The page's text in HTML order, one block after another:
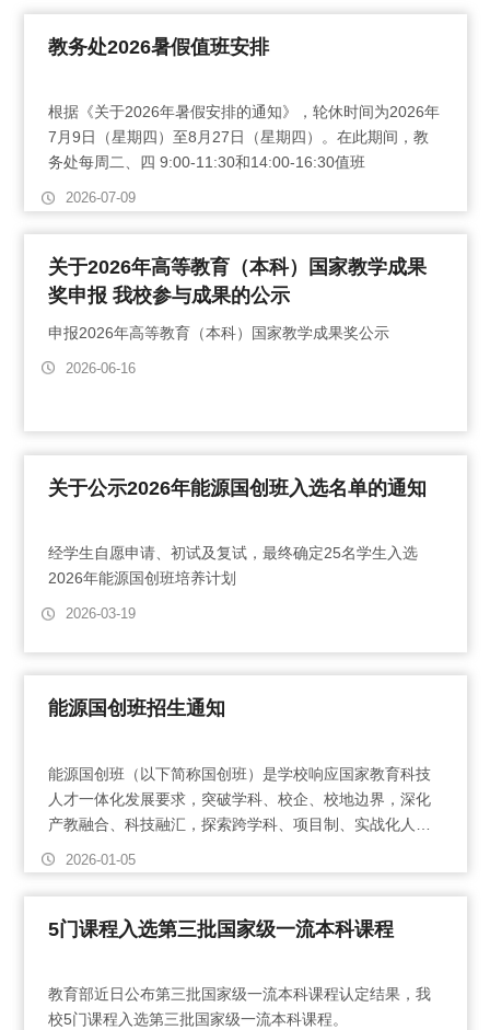
教务处2026暑假值班安排
根据《关于2026年暑假安排的通知》，轮休时间为2026年
7月9日（星期四）至8月27日（星期四）。在此期间，教
务处每周二、四 9:00-11:30和14:00-16:30值班
2026-07-09
关于2026年高等教育（本科）国家教学成果
奖申报 我校参与成果的公示
申报2026年高等教育（本科）国家教学成果奖公示
2026-06-16
关于公示2026年能源国创班入选名单的通知
经学生自愿申请、初试及复试，最终确定25名学生入选
2026年能源国创班培养计划
2026-03-19
能源国创班招生通知
能源国创班（以下简称国创班）是学校响应国家教育科技
人才一体化发展要求，突破学科、校企、校地边界，深化
产教融合、科技融汇，探索跨学科、项目制、实战化人才
培养模式，推进人才培养模式的创新和示范的新探索。
2026-01-05
5门课程入选第三批国家级一流本科课程
教育部近日公布第三批国家级一流本科课程认定结果，我
校5门课程入选第三批国家级一流本科课程。